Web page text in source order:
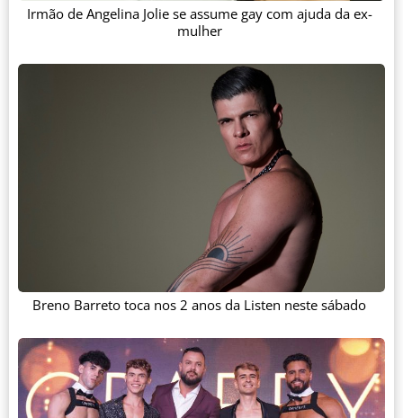
Irmão de Angelina Jolie se assume gay com ajuda da ex-
mulher
Breno Barreto toca nos 2 anos da Listen neste sábado